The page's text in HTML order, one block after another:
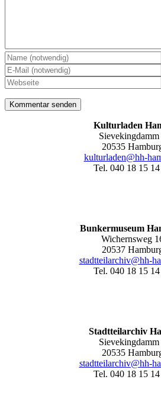
Kulturladen
Sievekingdamm
20535
kulturladen@hh-
Tel. 040 18 15
Bunkermuseum
Wichernsweg
20537
stadtteilarchiv@hh-
Tel. 040 18 15
Stadtteilarchiv
Sievekingdamm
20535
stadtteilarchiv@hh-
Tel. 040 18 15